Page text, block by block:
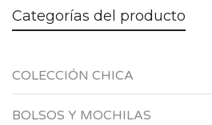
Categorías del producto
COLECCIÓN CHICA
BOLSOS Y MOCHILAS